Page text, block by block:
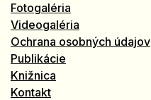
Fotogaléria
Videogaléria
Ochrana osobných údajov
Publikácie
Knižnica
Kontakt